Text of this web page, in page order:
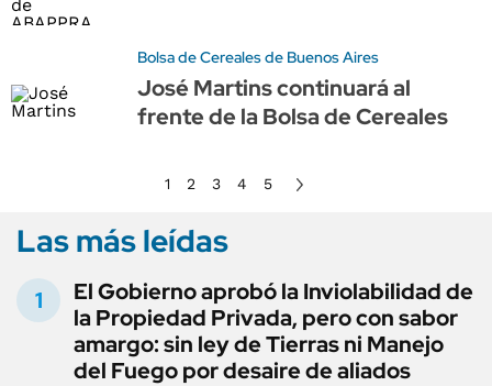
Bolsa de Cereales de Buenos Aires
José Martins continuará al
frente de la Bolsa de Cereales
1 2 3 4 5
Las más leídas
El Gobierno aprobó la Inviolabilidad de
la Propiedad Privada, pero con sabor
amargo: sin ley de Tierras ni Manejo
del Fuego por desaire de aliados